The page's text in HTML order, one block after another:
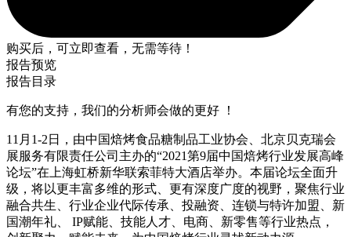
购买后，可立即查看，无需等待！
报告预览
报告目录
有您的支持，我们的分析师会做的更好 ！
11月1-2日，由中国焙烤食品糖制品工业协会、北京贝克瑞会
展服务有限责任公司主办的“2021第9届中国焙烤行业发展高峰
论坛”在上海虹桥新华联索菲特大酒店举办。本届论坛全面升
级，将以更丰富多维的形式、更有深度广度的视野，聚焦行业
融合共生、行业企业代际传承、投融资、连锁与特许加盟、新
国潮年礼、 IP赋能、技能人才、电商、新零售等行业热点，